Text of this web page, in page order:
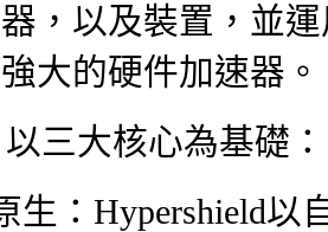
，以及裝置，並
大的硬件加速器。
三大核心為基礎：
生：Hypershield